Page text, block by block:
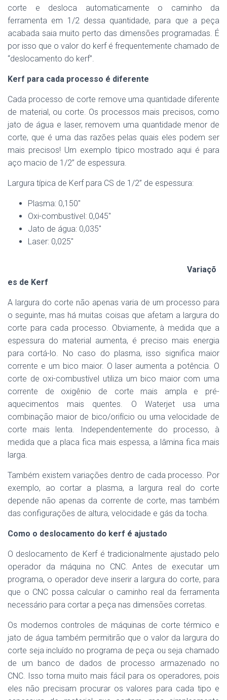
corte e desloca automaticamente o caminho da
ferramenta em 1/2 dessa quantidade, para que a peça
acabada saia muito perto das dimensões programadas. É
por isso que o valor do kerf é frequentemente chamado de
“deslocamento do kerf”.
Kerf para cada processo é diferente
Cada processo de corte remove uma quantidade diferente
de material, ou corte. Os processos mais precisos, como
jato de água e laser, removem uma quantidade menor de
corte, que é uma das razões pelas quais eles podem ser
mais precisos! Um exemplo típico mostrado aqui é para
aço macio de 1/2” de espessura.
Largura típica de Kerf para CS de 1/2” de espessura:
Plasma: 0,150″
Oxi-combustível: 0,045″
Jato de água: 0,035″
Laser: 0,025″
Variaçõ
es de Kerf
A largura do corte não apenas varia de um processo para
o seguinte, mas há muitas coisas que afetam a largura do
corte para cada processo. Obviamente, à medida que a
espessura do material aumenta, é preciso mais energia
para cortá-lo. No caso do plasma, isso significa maior
corrente e um bico maior. O laser aumenta a potência. O
corte de oxi-combustível utiliza um bico maior com uma
corrente de oxigênio de corte mais ampla e pré-
aquecimentos mais quentes. O Waterjet usa uma
combinação maior de bico/orifício ou uma velocidade de
corte mais lenta. Independentemente do processo, à
medida que a placa fica mais espessa, a lâmina fica mais
larga.
Também existem variações dentro de cada processo. Por
exemplo, ao cortar a plasma, a largura real do corte
depende não apenas da corrente de corte, mas também
das configurações de altura, velocidade e gás da tocha.
Como o deslocamento do kerf é ajustado
O deslocamento de Kerf é tradicionalmente ajustado pelo
operador da máquina no CNC. Antes de executar um
programa, o operador deve inserir a largura do corte, para
que o CNC possa calcular o caminho real da ferramenta
necessário para cortar a peça nas dimensões corretas.
Os modernos controles de máquinas de corte térmico e
jato de água também permitirão que o valor da largura do
corte seja incluído no programa de peça ou seja chamado
de um banco de dados de processo armazenado no
CNC. Isso torna muito mais fácil para os operadores, pois
eles não precisam procurar os valores para cada tipo e